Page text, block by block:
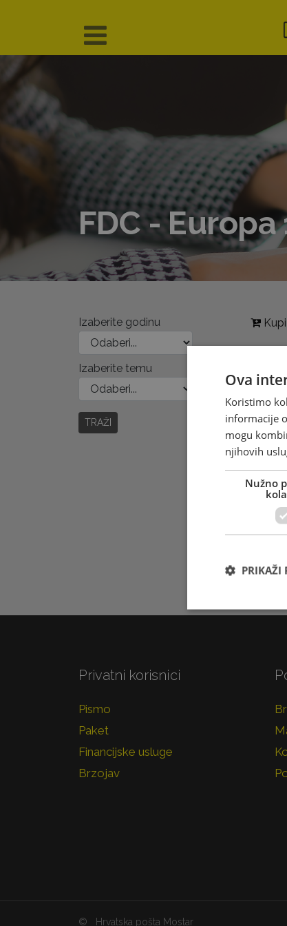
FDC -
Izaberite godinu
Izaberite temu
TRAŽI
Privatni korisnici
Pismo
Paket
Financijske usluge
Brzojav
© Hrvatska pošta Mostar
Ova
Koristimo
informacije
mogu
njihovih
Nužno
PRIKAŽI